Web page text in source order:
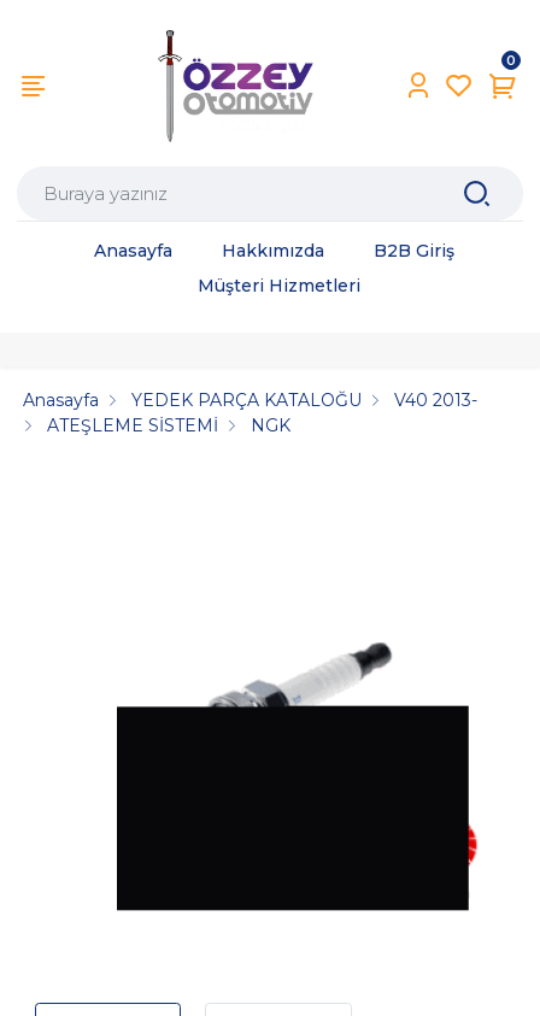
0
Anasayfa Hakkımızda
B2B Giriş
Müşteri Hizmetleri
Anasayfa YEDEK PARÇA KATALOĞU
V40 2013-
ATEŞLEME SİSTEMİ
NGK